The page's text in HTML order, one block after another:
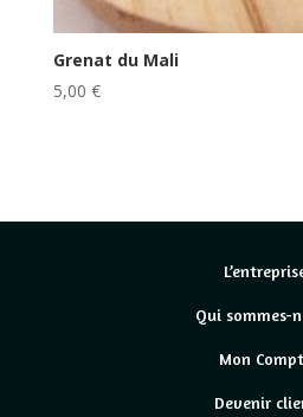
Grenat du Mali
5,00 €
Qui sommes-
Mon
Devenir